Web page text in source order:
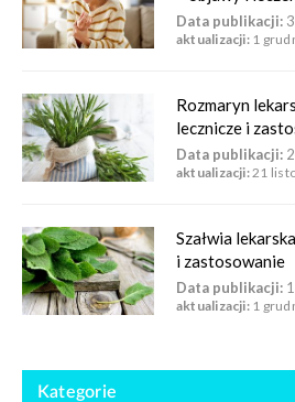
Data publikacji:
aktualizacji: 1
Rozmaryn
lecznicze i
Data publikacji:
aktualizacji: 21
Szałwia
i zastosowanie
Data publikacji:
aktualizacji: 1
Kategorie